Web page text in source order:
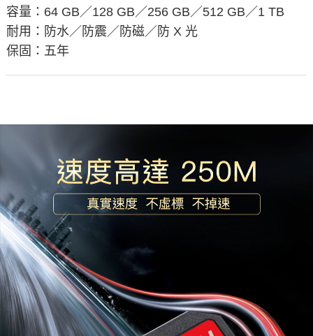
容量：64 GB／128 GB／256 GB／512 GB／1 TB
耐用：防水／防震／防磁／防 X 光
保固：五年